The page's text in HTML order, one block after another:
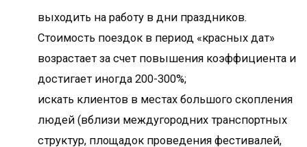
выходить на работу в дни праздников.
Стоимость поездок в период «красных дат»
возрастает за счет повышения коэффициента и
достигает иногда 200-300%;
искать клиентов в местах большого скопления
людей (вблизи междугородних транспортных
структур, площадок проведения фестивалей,